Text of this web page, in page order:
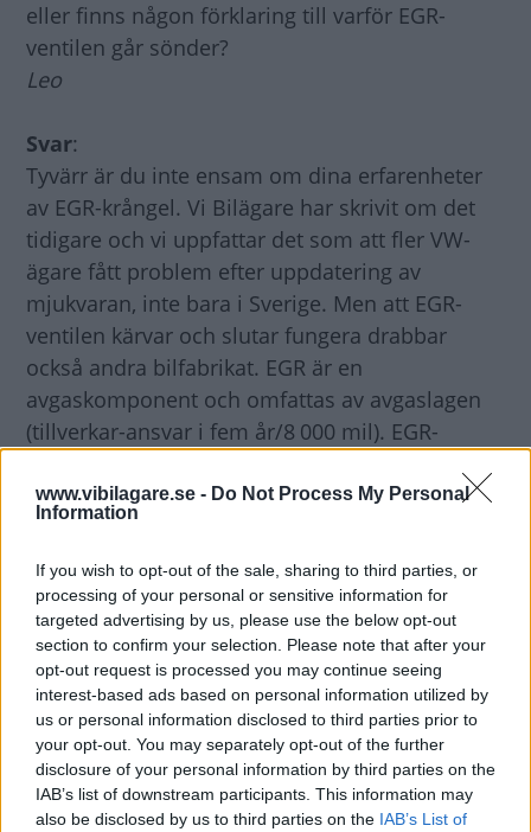
www.vibilagare.se - Do Not Process My Personal
Information
If you wish to opt-out of the sale, sharing to third parties, or
processing of your personal or sensitive information for
targeted advertising by us, please use the below opt-out
section to confirm your selection. Please note that after your
opt-out request is processed you may continue seeing
interest-based ads based on personal information utilized by
us or personal information disclosed to third parties prior to
your opt-out. You may separately opt-out of the further
disclosure of your personal information by third parties on the
IAB’s list of downstream participants. This information may
also be disclosed by us to third parties on the IAB’s List of
eller finns någon förklaring till varför EGR-
ventilen går sönder?
Leo
Svar:
Tyvärr är du inte ensam om dina erfarenheter
av EGR-krångel. Vi Bilägare har skrivit om det
tidigare och vi uppfattar det som att fler VW-
ägare fått problem efter uppdatering av
mjukvaran, inte bara i Sverige. Men att EGR-
ventilen kärvar och slutar fungera drabbar
också andra bilfabrikat. EGR är en
avgaskomponent och omfattas av avgaslagen
(tillverkar-ansvar i fem år/8 000 mil). EGR-
före avgasreningen, för att förbrännas igen. Det
sänker förbränningstemperatur och minskar
utsläppen av kväveoxider. Men avgaserna
innebär också att ventilen riskerar att sättas
igen av bland annat sot. Rengöring kan förlänga
livet på komponenten, innan man till slut
tvingas till byte. Fullgasningar kanske kan
hjälpa till att hålla den ren. Men det kan ju
innebära ett tveksamt körsätt. Händiga bilägare
gör ren ventilen själva, det finns instruktioner
med bilder på internet.